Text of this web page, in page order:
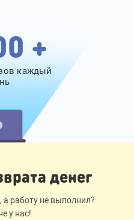
+
каждый
денег
а работу не выполнил?
у нас!